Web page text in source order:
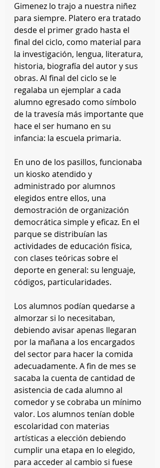
Gimenez lo trajo a nuestra niñez
para siempre. Platero era tratado
desde el primer grado hasta el
final del ciclo, como material para
la investigación, lengua, literatura,
historia, biografía del autor y sus
obras. Al final del ciclo se le
regalaba un ejemplar a cada
alumno egresado como símbolo
de la travesía más importante que
hace el ser humano en su
infancia: la escuela primaria.
En uno de los pasillos, funcionaba
un kiosko atendido y
administrado por alumnos
elegidos entre ellos, una
demostración de organización
democrática simple y eficaz. En el
parque se distribuían las
actividades de educación física,
con clases teóricas sobre el
deporte en general: su lenguaje,
códigos, particularidades.
Los alumnos podían quedarse a
almorzar si lo necesitaban,
debiendo avisar apenas llegaran
por la mañana a los encargados
del sector para hacer la comida
adecuadamente. A fin de mes se
sacaba la cuenta de cantidad de
asistencia de cada alumno al
comedor y se cobraba un mínimo
valor. Los alumnos tenían doble
escolaridad con materias
artísticas a elección debiendo
cumplir una etapa en lo elegido,
para acceder al cambio si fuese